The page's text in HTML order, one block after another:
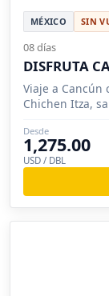
MÉXICO SIN
08 días
DISFRUTA
Viaje a Cancún
Chichen Itza,
Desde
1,275.00
USD / DBL